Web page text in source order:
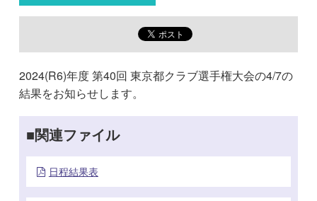
2024(R6)年度 第40回 東京都クラブ選手権大会の4/7の
結果をお知らせします。
関連ファイル
日程結果表